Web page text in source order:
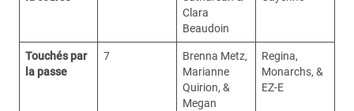
Clara
Beaudoin
Touchés par
la passe
7
Brenna Metz,
Marianne
Quirion, &
Megan
Regina,
Monarchs, &
EZ-E